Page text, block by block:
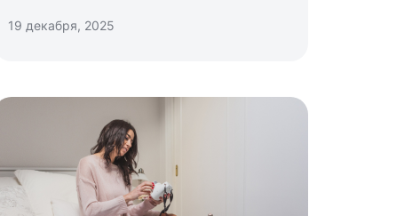
19 декабря, 2025